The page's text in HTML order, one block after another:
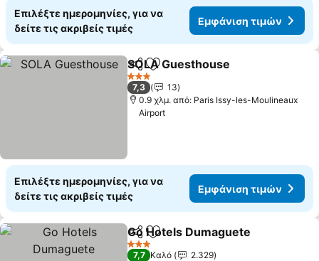
Επιλέξτε ημερομηνίες, για να
δείτε τις ακριβείς τιμές
Εμφάνιση τιμών
Κοινοποίηση
Προσθήκη στα αγαπημένα
SOLA Guesthouse
3 Αστέρια
7,3
13
0.9 χλμ. από: Paris Issy-les-Moulineaux
Airport
Επιλέξτε ημερομηνίες, για να
δείτε τις ακριβείς τιμές
Εμφάνιση τιμών
Κοινοποίηση
Προσθήκη στα αγαπημένα
Go Hotels Dumaguete
3 Αστέρια
7,7 Καλό
2.329